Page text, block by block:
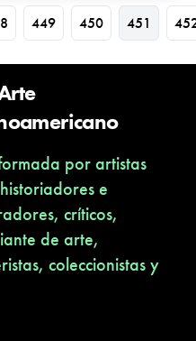
449 450 451
por artistas
e
críticos,
de arte,
coleccionistas y